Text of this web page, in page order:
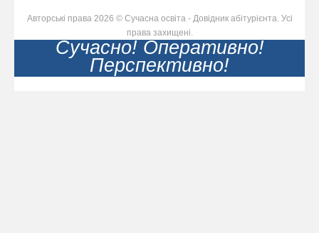
Авторські права 2026 © Сучасна освіта - Довідник абітурієнта. Усі
права захищені.
Сучасно! Оперативно!
Перспективно!